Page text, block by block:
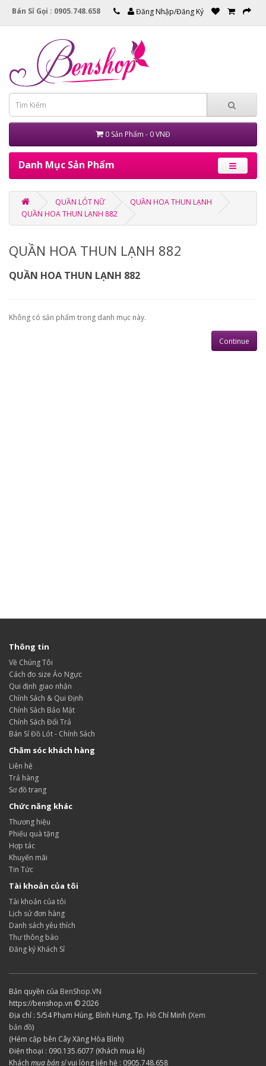
Bán Sỉ Gọi : 0905.748.658 Đăng Nhập/Đăng Ký
0 Sản Phẩm - 0 VNĐ
Danh Mục Sản Phẩm
QUẦN LÓT NỮ
QUẦN HOA THUN LẠNH
QUẦN HOA THUN LẠNH 882
QUẦN HOA THUN LẠNH 882
QUẦN HOA THUN LẠNH 882
Không có sản phẩm trong danh mục này.
Continue
Thông tin
Về Chúng Tôi
Cách đo size Áo Ngực
Qui định giao nhận
Chính Sách & Qui Định
Chính Sách Bảo Mật
Chính Sách Đổi Trả
Bán Sỉ Đồ Lót - Chính Sách
Chăm sóc khách hàng
Liên hệ
Trả hàng
Sơ đồ trang
Chức năng khác
Thương hiệu
Phiếu quà tặng
Hợp tác
Khuyến mãi
Tin Tức
Tài khoản của tôi
Tài khoản của tôi
Lịch sử đơn hàng
Danh sách yêu thích
Thư thông báo
Đăng ký Khách Sỉ
Bản quyền của BenShop.VN
https://benshop.vn © 2026
Địa chỉ : 5/54 Phạm Hùng, Bình Hưng, Tp. Hồ Chí Minh (Xem
bản đồ)
(Hẻm cập bên Cây Xăng Hòa Bình)
Điện thoại : 090.135.6077 (Khách mua lẻ)
Khách mua bán sỉvui lòng liên hệ : 0905.748.658